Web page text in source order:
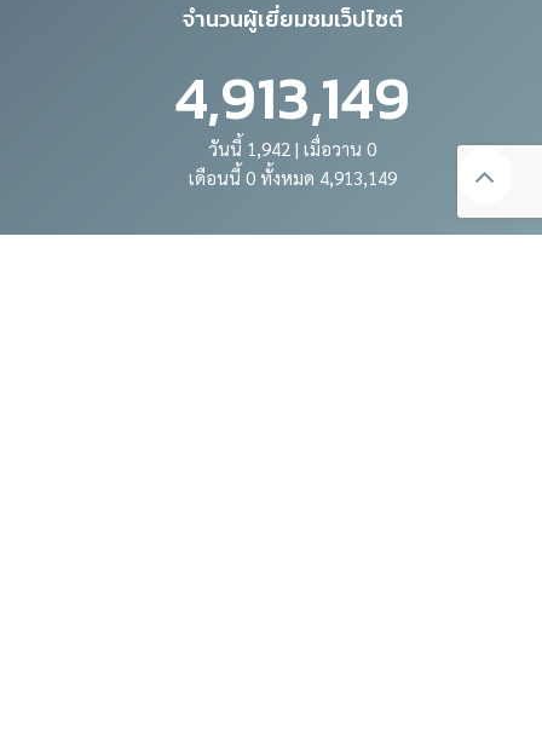
จำนวนผู้เยี่ยมชมเว็ปไซต์
4,913,149
วันนี้ 1,942 | เมื่อวาน 0
เดือนนี้ 0 ทั้งหมด 4,913,149